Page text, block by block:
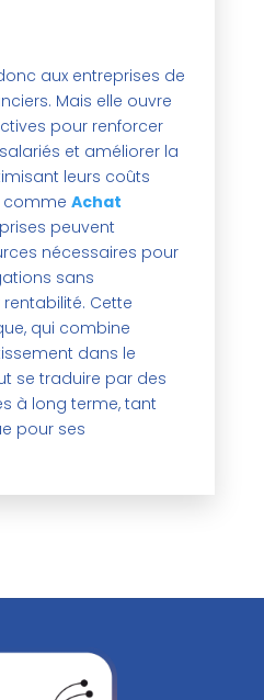
aux entreprises de
Mais elle ouvre
pour renforcer
et améliorer la
leurs coûts
comme Achat
peuvent
nécessaires pour
sans
Cette
qui combine
dans le
se traduire par des
à long terme, tant
pour ses